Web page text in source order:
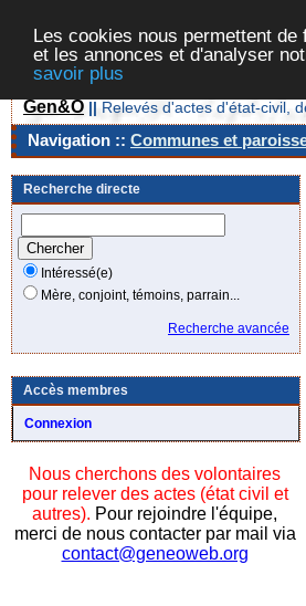
Les cookies nous permettent
et les annonces et d'analyser
savoir plus
Gen&O || Relevés d'actes d'état-civil,
Navigation :: Communes et
Recherche directe
Intéressé(e)
Mère, conjoint, témoins, parrain...
Recherche avancée
Accès membres
Connexion
Nous cherchons des volontaires
pour relever des actes (état civil et
autres). Pour rejoindre l'équipe,
merci de nous contacter par mail via
contact@geneoweb.org